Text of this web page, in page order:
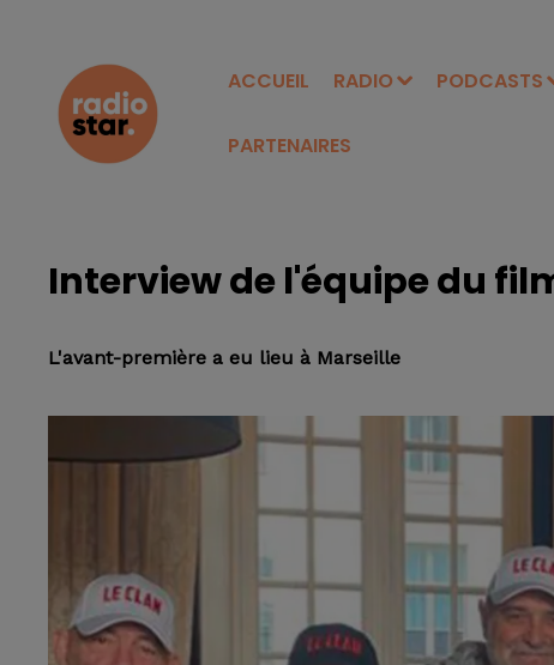
ACCUEIL RADIO PODCASTS
PARTENAIRES
Interview de l'équipe du
L'avant-première a eu lieu à Marseille